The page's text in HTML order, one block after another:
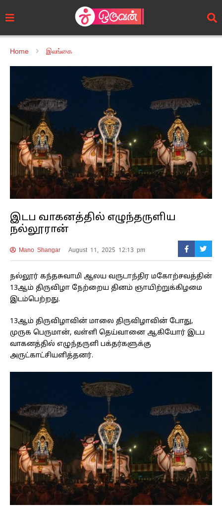
Home இலங்கை
இடப வாகனத்தில் எழுந்தருளிய
நல்லூரான்
Mano Shangar August 11, 2025 12:13 pm
நல்லூர் கந்தசுவாமி ஆலய வருடாந்திர மகோற்சவத்தின்
13ஆம் திருவிழா நேற்றைய தினம் ஞாயிற்றுக்கிழமை
இடம்பெற்றது.
13ஆம் திருவிழாவின் மாலை திருவிழாவின் போது,
முருக பெருமான், வள்ளி தெய்வானை ஆகியோர் இடப
வாகனத்தில் எழுந்தருளி பக்தர்களுக்கு
அருட்காட்சியளித்தனர்.